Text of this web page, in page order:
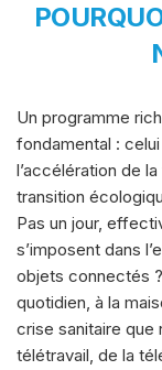
Un programme
fondamental :
l’accélération de
transition
Pas un jour,
s’imposent dans
objets connectés
quotidien, à la
crise sanitaire que
télétravail, de la